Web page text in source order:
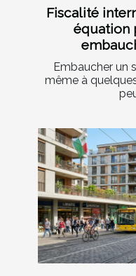
Fiscalité
équation
Embaucher un
même à